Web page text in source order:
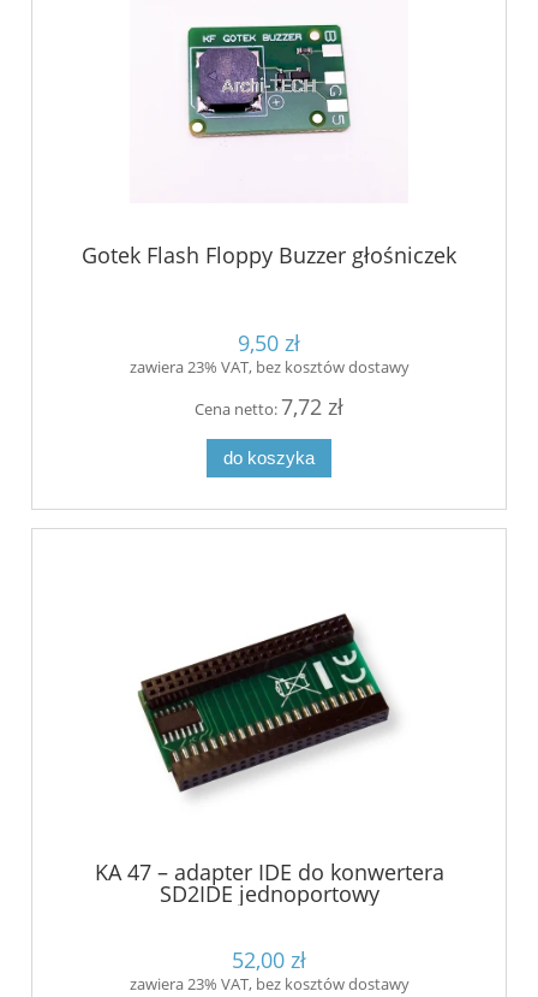
Gotek Flash Floppy Buzzer głośniczek
9,50 zł
zawiera 23% VAT, bez kosztów dostawy
Cena netto:7,72 zł
do koszyka
KA 47 – adapter IDE do konwertera
SD2IDE jednoportowy
52,00 zł
zawiera 23% VAT, bez kosztów dostawy